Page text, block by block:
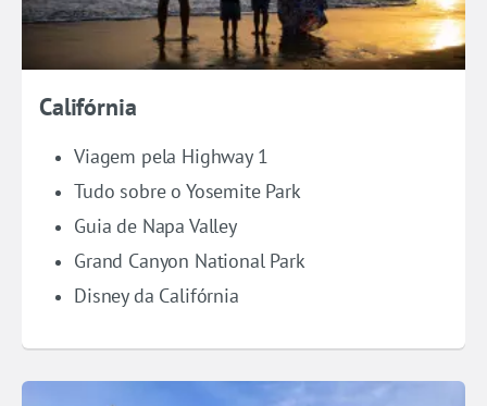
Califórnia
Viagem pela Highway 1
Tudo sobre o Yosemite Park
Guia de Napa Valley
Grand Canyon National Park
Disney da Califórnia